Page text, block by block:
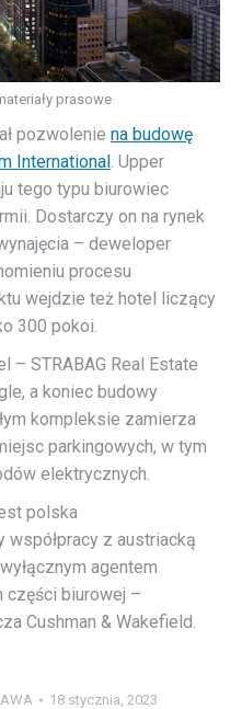
prasowe
pozwolenie na budowę
International . Upper
tego typu biurowiec
Dostarczy on na rynek
– deweloper
procesu
wejdzie też hotel liczący
300 pokoi.
– STRABAG Real Estate
a koniec budowy
kompleksie zamierza
parkingowych, w tym
elektrycznych.
polska
współpracy z austriacką
agentem
części biurowej –
Cushman & Wakefield.
18 stycznia, 2023